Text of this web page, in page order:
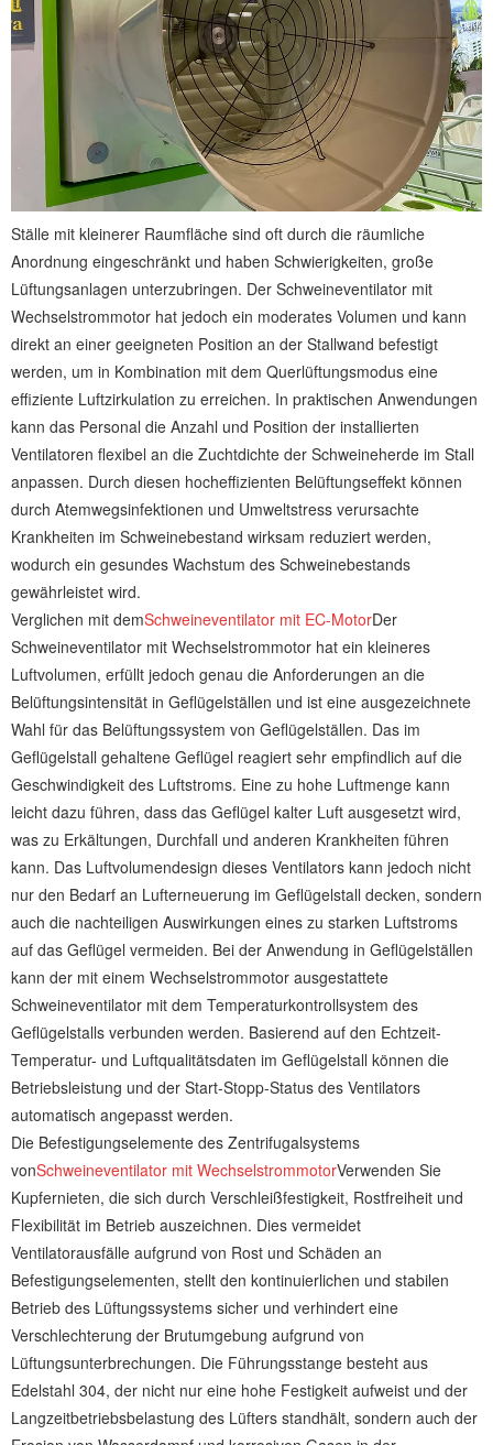
Ställe mit kleinerer Raumfläche sind oft durch die räumliche
Anordnung eingeschränkt und haben Schwierigkeiten, große
Lüftungsanlagen unterzubringen. Der Schweineventilator mit
Wechselstrommotor hat jedoch ein moderates Volumen und kann
direkt an einer geeigneten Position an der Stallwand befestigt
werden, um in Kombination mit dem Querlüftungsmodus eine
effiziente Luftzirkulation zu erreichen. In praktischen Anwendungen
kann das Personal die Anzahl und Position der installierten
Ventilatoren flexibel an die Zuchtdichte der Schweineherde im Stall
anpassen. Durch diesen hocheffizienten Belüftungseffekt können
durch Atemwegsinfektionen und Umweltstress verursachte
Krankheiten im Schweinebestand wirksam reduziert werden,
wodurch ein gesundes Wachstum des Schweinebestands
gewährleistet wird.
Verglichen mit demSchweineventilator mit EC-MotorDer
Schweineventilator mit Wechselstrommotor hat ein kleineres
Luftvolumen, erfüllt jedoch genau die Anforderungen an die
Belüftungsintensität in Geflügelställen und ist eine ausgezeichnete
Wahl für das Belüftungssystem von Geflügelställen. Das im
Geflügelstall gehaltene Geflügel reagiert sehr empfindlich auf die
Geschwindigkeit des Luftstroms. Eine zu hohe Luftmenge kann
leicht dazu führen, dass das Geflügel kalter Luft ausgesetzt wird,
was zu Erkältungen, Durchfall und anderen Krankheiten führen
kann. Das Luftvolumendesign dieses Ventilators kann jedoch nicht
nur den Bedarf an Lufterneuerung im Geflügelstall decken, sondern
auch die nachteiligen Auswirkungen eines zu starken Luftstroms
auf das Geflügel vermeiden. Bei der Anwendung in Geflügelställen
kann der mit einem Wechselstrommotor ausgestattete
Schweineventilator mit dem Temperaturkontrollsystem des
Geflügelstalls verbunden werden. Basierend auf den Echtzeit-
Temperatur- und Luftqualitätsdaten im Geflügelstall können die
Betriebsleistung und der Start-Stopp-Status des Ventilators
automatisch angepasst werden.
Die Befestigungselemente des Zentrifugalsystems
vonSchweineventilator mit WechselstrommotorVerwenden Sie
Kupfernieten, die sich durch Verschleißfestigkeit, Rostfreiheit und
Flexibilität im Betrieb auszeichnen. Dies vermeidet
Ventilatorausfälle aufgrund von Rost und Schäden an
Befestigungselementen, stellt den kontinuierlichen und stabilen
Betrieb des Lüftungssystems sicher und verhindert eine
Verschlechterung der Brutumgebung aufgrund von
Lüftungsunterbrechungen. Die Führungsstange besteht aus
Edelstahl 304, der nicht nur eine hohe Festigkeit aufweist und der
Langzeitbetriebsbelastung des Lüfters standhält, sondern auch der